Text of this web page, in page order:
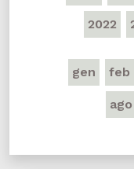
2022
gen feb
ago